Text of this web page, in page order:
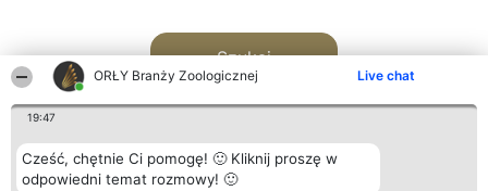
ORŁY Branży Zoologicznej Live chat
19:47
Cześć, chętnie Ci pomogę! 🙂 Kliknij proszę w
odpowiedni temat rozmowy! 🙂
Szukaj